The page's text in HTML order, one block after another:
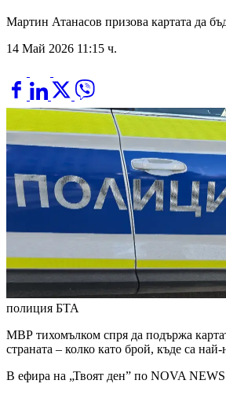
Мартин Атанасов призова картата да
14 Май 2026 11:15 ч.
полиция БТА
МВР тихомълком спря да подържа
страната – колко като брой, къде са
В ефира на „Твоят ден” по NOVA NEWS